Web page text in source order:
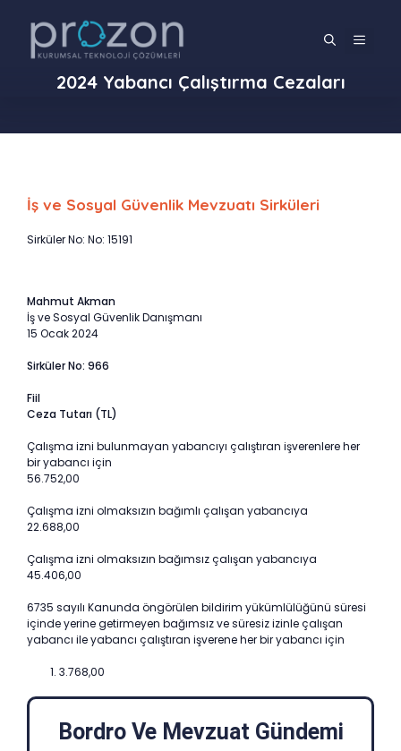
MENÜ
2024 Yabancı Çalıştırma Cezaları
İş ve Sosyal Güvenlik Mevzuatı Sirküleri
Sirküler No: No: 15191
Mahmut Akman
İş ve Sosyal Güvenlik Danışmanı
15 Ocak 2024
Sirküler No: 966
Fiil
Ceza Tutarı (TL)
Çalışma izni bulunmayan yabancıyı çalıştıran işverenlere her
bir yabancı için
56.752,00
Çalışma izni olmaksızın bağımlı çalışan yabancıya
22.688,00
Çalışma izni olmaksızın bağımsız çalışan yabancıya
45.406,00
6735 sayılı Kanunda öngörülen bildirim yükümlülüğünü süresi
içinde yerine getirmeyen bağımsız ve süresiz izinle çalışan
yabancı ile yabancı çalıştıran işverene her bir yabancı için
3.768,00
Bordro Ve Mevzuat Gündemi